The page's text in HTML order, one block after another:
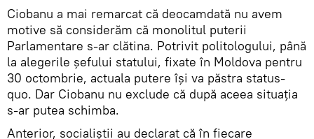
Ciobanu a mai remarcat că deocamdată nu avem
motive să considerăm că monolitul puterii
Parlamentare s-ar clătina. Potrivit politologului, până
la alegerile șefului statului, fixate în Moldova pentru
30 octombrie, actuala putere își va păstra status-
quo. Dar Ciobanu nu exclude că după aceea situația
s-ar putea schimba.
Anterior, socialiștii au declarat că în fiecare